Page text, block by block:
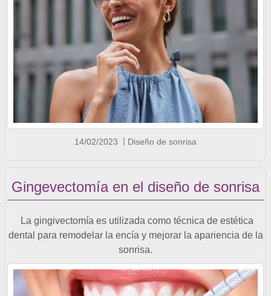
14/02/2023 Diseño de sonrisa
Gingevectomía en el diseño de sonrisa
La gingivectomía es utilizada como técnica de estética
dental para remodelar la encía y mejorar la apariencia de la
sonrisa.